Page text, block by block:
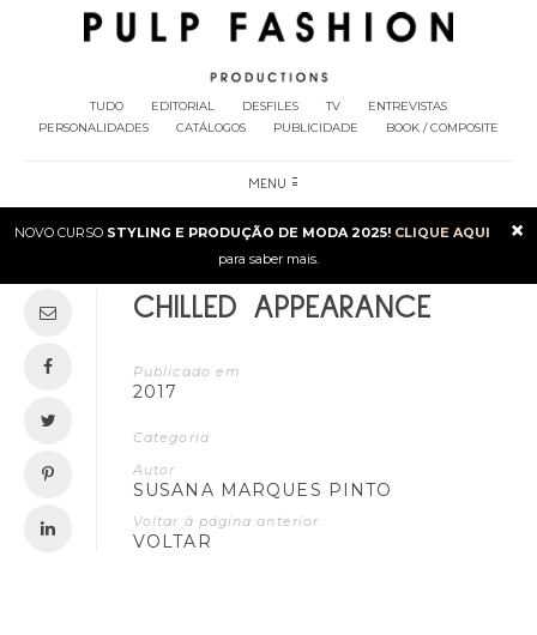
TUDO EDITORIAL DESFILES TV
ENTREVISTAS
PERSONALIDADES
CATÁLOGOS PUBLICIDADE BOOK / COMPOSITE
MENU
×
NOVO CURSO STYLING E PRODUÇÃO DE MODA 2025! CLIQUE AQUI
para saber mais.
CHILLED APPEARANCE
Publicado em
2017
Categoria
Autor
SUSANA MARQUES PINTO
Voltar à página anterior
VOLTAR